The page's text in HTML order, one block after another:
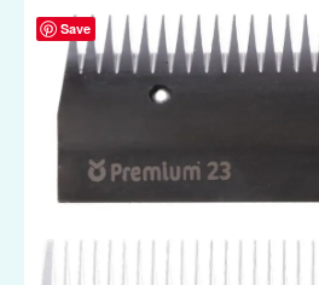
Save
Constanta
Messenset
Paard
aantal